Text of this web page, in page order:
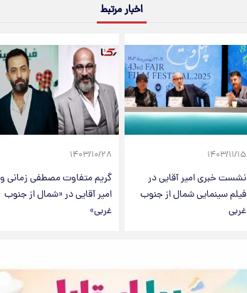
اخبار مرتبط
۱۴۰۳/۱۱/۱۵
نشست خبری امیر آقایی در
فیلم سینمایی شمال از جنوب
غربی
۱۴۰۳/۱۰/۲۸
گریم متفاوت مصطفی زمانی و
امیر آقایی در «شمال از جنوب
غربی»